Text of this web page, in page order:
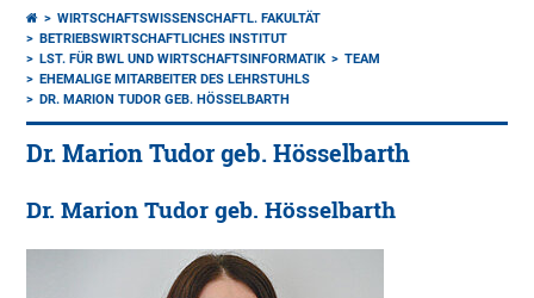
WIRTSCHAFTSWISSENSCHAFTL. FAKULTÄT
BETRIEBSWIRTSCHAFTLICHES INSTITUT
LST. FÜR BWL UND WIRTSCHAFTSINFORMATIK
TEAM
EHEMALIGE MITARBEITER DES LEHRSTUHLS
DR. MARION TUDOR GEB. HÖSSELBARTH
Dr. Marion Tudor geb. Hösselbarth
Dr. Marion Tudor geb. Hösselbarth